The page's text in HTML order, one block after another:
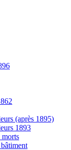
(après 1895)
1893
morts